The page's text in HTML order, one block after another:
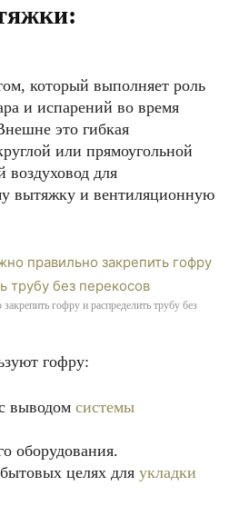
который выполняет роль
и испарений во время
это гибкая
или прямоугольной
для
вытяжку и вентиляционную
гофру и распределить трубу без
гофру:
выводом системы
оборудования.
целях для укладки